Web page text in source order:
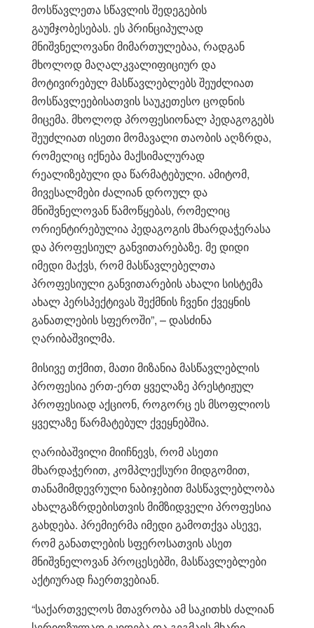
მოსწავლეთა სწავლის შედეგების
გაუმჯობესებას. ეს პრინციპულად
მნიშვნელოვანი მიმართულებაა, რადგან
მხოლოდ მაღალკვალიფიციურ და
მოტივირებულ მასწავლებლებს შეუძლიათ
მოსწავლეებისათვის საუკეთესო ცოდნის
მიცემა. მხოლოდ პროფესიონალ პედაგოგებს
შეუძლიათ ისეთი მომავალი თაობის აღზრდა,
რომელიც იქნება მაქსიმალურად
რეალიზებული და წარმატებული. ამიტომ,
მივესალმები ძალიან დროულ და
მნიშვნელოვან წამოწყებას, რომელიც
ორიენტირებულია პედაგოგის მხარდაჭერასა
და პროფესიულ განვითარებაზე. მე დიდი
იმედი მაქვს, რომ მასწავლებელთა
პროფესიული განვითარების ახალი სისტემა
ახალ პერსპექტივას შექმნის ჩვენი ქვეყნის
განათლების სფეროში”, – დასძინა
ღარიბაშვილმა.
მისივე თქმით, მათი მიზანია მასწავლებლის
პროფესია ერთ-ერთ ყველაზე პრესტიჟულ
პროფესიად აქციონ, როგორც ეს მსოფლიოს
ყველაზე წარმატებულ ქვეყნებშია.
ღარიბაშვილი მიიჩნევს, რომ ასეთი
მხარდაჭერით, კომპლექსური მიდგომით,
თანამიმდევრული ნაბიჯებით მასწავლებლობა
ახალგაზრდებისთვის მიმზიდველი პროფესია
გახდება. პრემიერმა იმედი გამოთქვა ასევე,
რომ განათლების სფეროსათვის ასეთ
მნიშვნელოვან პროცესებში, მასწავლებლები
აქტიურად ჩაერთვებიან.
“საქართველოს მთავრობა ამ საკითხს ძალიან